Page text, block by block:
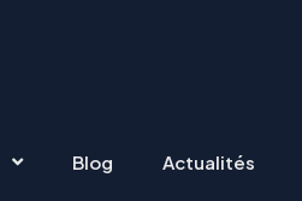
Blog Actualités